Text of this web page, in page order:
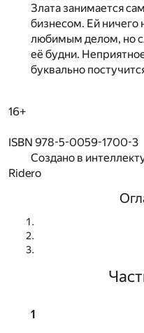
Злата занимается
бизнесом. Ей ничего
любимым делом, но
её будни.
буквально
16+
ISBN 978-5-0059-1700-3
Создано в
Ridero
1